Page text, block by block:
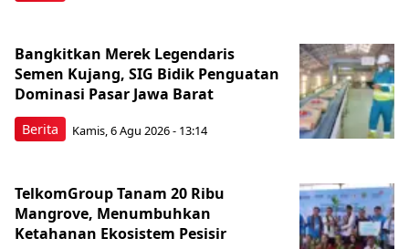
Berita
Bangkitkan Merek Legendaris
Semen Kujang, SIG Bidik Penguatan
Dominasi Pasar Jawa Barat
Kamis, 6 Agu 2026 - 13:14
TelkomGroup Tanam 20 Ribu
Mangrove, Menumbuhkan
Ketahanan Ekosistem Pesisir